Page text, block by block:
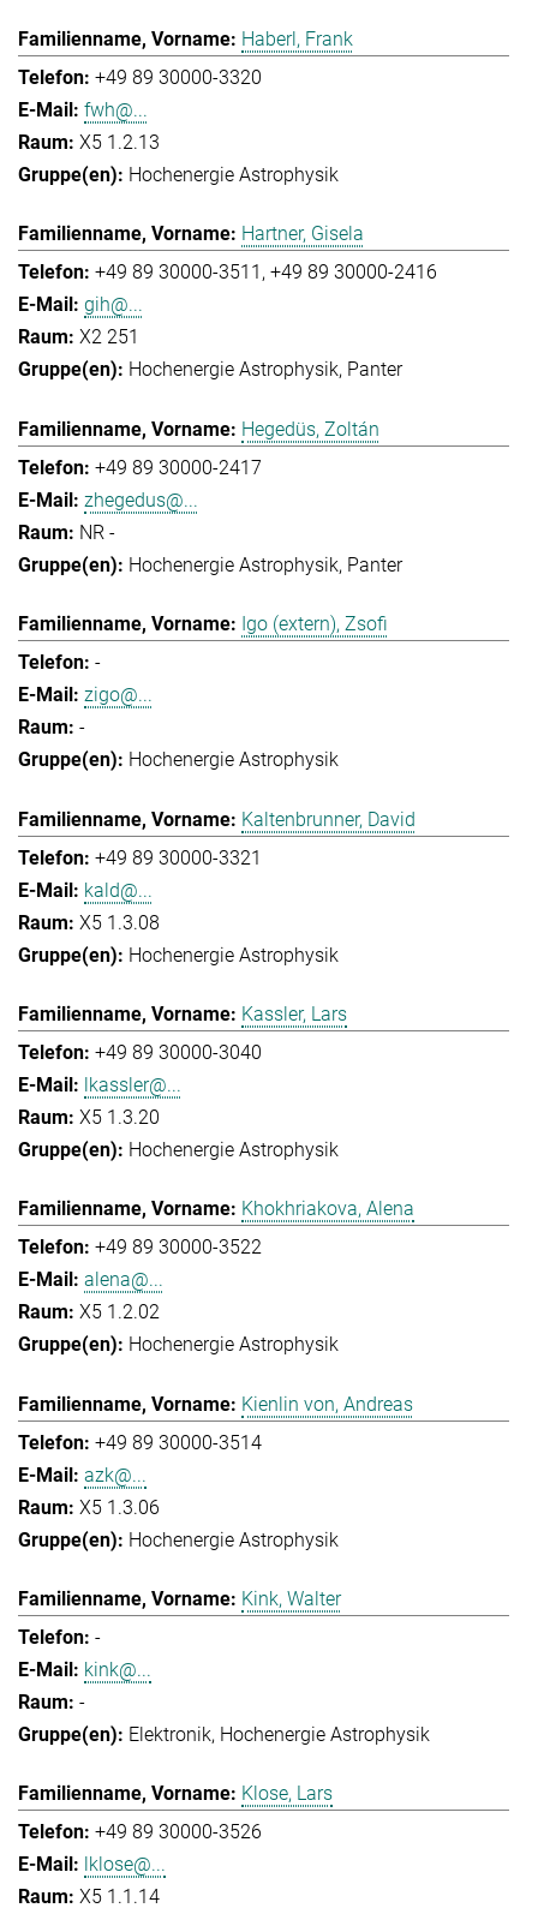
Haberl, Frank
+49 89 30000-3320
fwh@...
X5 1.2.13
Hochenergie Astrophysik
Hartner, Gisela
+49 89 30000-3511 +49 89 30000-2416
gih@...
X2 251
Hochenergie Astrophysik Panter
Hegedüs, Zoltán
+49 89 30000-2417
zhegedus@...
NR -
Hochenergie Astrophysik Panter
Igo (extern), Zsofi
-
zigo@...
-
Hochenergie Astrophysik
Kaltenbrunner, David
+49 89 30000-3321
kald@...
X5 1.3.08
Hochenergie Astrophysik
Kassler, Lars
+49 89 30000-3040
lkassler@...
X5 1.3.20
Hochenergie Astrophysik
Khokhriakova, Alena
+49 89 30000-3522
alena@...
X5 1.2.02
Hochenergie Astrophysik
Kienlin von, Andreas
+49 89 30000-3514
azk@...
X5 1.3.06
Hochenergie Astrophysik
Kink, Walter
-
kink@...
-
Elektronik Hochenergie Astrophysik
Klose, Lars
+49 89 30000-3526
lklose@...
X5 1.1.14